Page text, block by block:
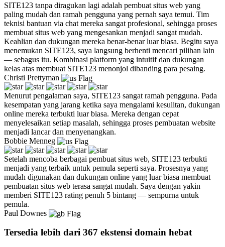
SITE123 tanpa diragukan lagi adalah pembuat situs web yang
paling mudah dan ramah pengguna yang pernah saya temui. Tim
teknisi bantuan via chat mereka sangat profesional, sehingga proses
membuat situs web yang mengesankan menjadi sangat mudah.
Keahlian dan dukungan mereka benar-benar luar biasa. Begitu saya
menemukan SITE123, saya langsung berhenti mencari pilihan lain
— sebagus itu. Kombinasi platform yang intuitif dan dukungan
kelas atas membuat SITE123 menonjol dibanding para pesaing.
Christi Prettyman
Menurut pengalaman saya, SITE123 sangat ramah pengguna. Pada
kesempatan yang jarang ketika saya mengalami kesulitan, dukungan
online mereka terbukti luar biasa. Mereka dengan cepat
menyelesaikan setiap masalah, sehingga proses pembuatan website
menjadi lancar dan menyenangkan.
Bobbie Menneg
Setelah mencoba berbagai pembuat situs web, SITE123 terbukti
menjadi yang terbaik untuk pemula seperti saya. Prosesnya yang
mudah digunakan dan dukungan online yang luar biasa membuat
pembuatan situs web terasa sangat mudah. Saya dengan yakin
memberi SITE123 rating penuh 5 bintang — sempurna untuk
pemula.
Paul Downes
Tersedia lebih dari 367 ekstensi domain hebat